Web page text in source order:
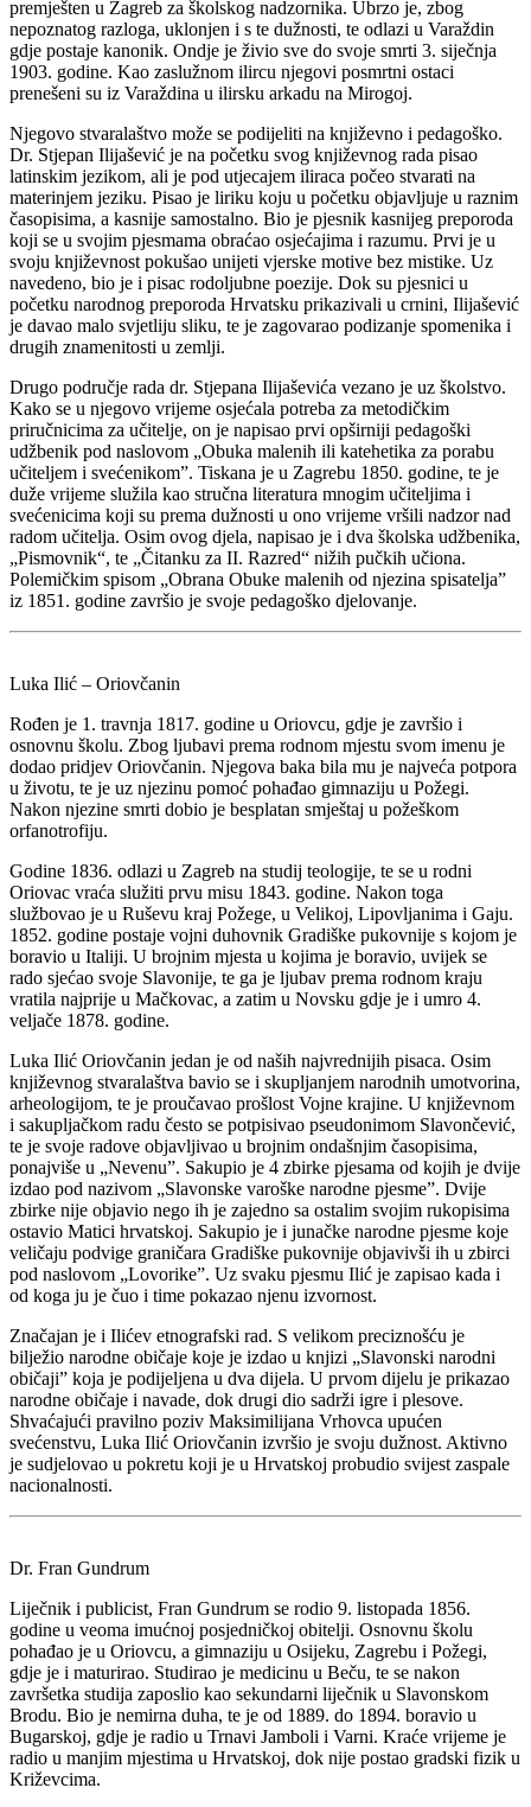
premješten u Zagreb za školskog nadzornika. Ubrzo je, zbog
nepoznatog razloga, uklonjen i s te dužnosti, te odlazi u Varaždin
gdje postaje kanonik. Ondje je živio sve do svoje smrti 3. siječnja
1903. godine. Kao zaslužnom ilircu njegovi posmrtni ostaci
prenešeni su iz Varaždina u ilirsku arkadu na Mirogoj.
Njegovo stvaralaštvo može se podijeliti na književno i pedagoško.
Dr. Stjepan Ilijašević je na početku svog književnog rada pisao
latinskim jezikom, ali je pod utjecajem iliraca počeo stvarati na
materinjem jeziku. Pisao je liriku koju u početku objavljuje u raznim
časopisima, a kasnije samostalno. Bio je pjesnik kasnijeg preporoda
koji se u svojim pjesmama obraćao osjećajima i razumu. Prvi je u
svoju književnost pokušao unijeti vjerske motive bez mistike. Uz
navedeno, bio je i pisac rodoljubne poezije. Dok su pjesnici u
početku narodnog preporoda Hrvatsku prikazivali u crnini, Ilijašević
je davao malo svjetliju sliku, te je zagovarao podizanje spomenika i
drugih znamenitosti u zemlji.
Drugo područje rada dr. Stjepana Ilijaševića vezano je uz školstvo.
Kako se u njegovo vrijeme osjećala potreba za metodičkim
priručnicima za učitelje, on je napisao prvi opširniji pedagoški
udžbenik pod naslovom „Obuka malenih ili katehetika za porabu
učiteljem i svećenikom”. Tiskana je u Zagrebu 1850. godine, te je
duže vrijeme služila kao stručna literatura mnogim učiteljima i
svećenicima koji su prema dužnosti u ono vrijeme vršili nadzor nad
radom učitelja. Osim ovog djela, napisao je i dva školska udžbenika,
„Pismovnik“, te „Čitanku za II. Razred“ nižih pučkih učiona.
Polemičkim spisom „Obrana Obuke malenih od njezina spisatelja”
iz 1851. godine završio je svoje pedagoško djelovanje.
Luka Ilić – Oriovčanin
Rođen je 1. travnja 1817. godine u Oriovcu, gdje je završio i
osnovnu školu. Zbog ljubavi prema rodnom mjestu svom imenu je
dodao pridjev Oriovčanin. Njegova baka bila mu je najveća potpora
u životu, te je uz njezinu pomoć pohađao gimnaziju u Požegi.
Nakon njezine smrti dobio je besplatan smještaj u požeškom
orfanotrofiju.
Godine 1836. odlazi u Zagreb na studij teologije, te se u rodni
Oriovac vraća služiti prvu misu 1843. godine. Nakon toga
službovao je u Ruševu kraj Požege, u Velikoj, Lipovljanima i Gaju.
1852. godine postaje vojni duhovnik Gradiške pukovnije s kojom je
boravio u Italiji. U brojnim mjesta u kojima je boravio, uvijek se
rado sjećao svoje Slavonije, te ga je ljubav prema rodnom kraju
vratila najprije u Mačkovac, a zatim u Novsku gdje je i umro 4.
veljače 1878. godine.
Luka Ilić Oriovčanin jedan je od naših najvrednijih pisaca. Osim
književnog stvaralaštva bavio se i skupljanjem narodnih umotvorina,
arheologijom, te je proučavao prošlost Vojne krajine. U književnom
i sakupljačkom radu često se potpisivao pseudonimom Slavončević,
te je svoje radove objavljivao u brojnim ondašnjim časopisima,
ponajviše u „Nevenu”. Sakupio je 4 zbirke pjesama od kojih je dvije
izdao pod nazivom „Slavonske varoške narodne pjesme”. Dvije
zbirke nije objavio nego ih je zajedno sa ostalim svojim rukopisima
ostavio Matici hrvatskoj. Sakupio je i junačke narodne pjesme koje
veličaju podvige graničara Gradiške pukovnije objavivši ih u zbirci
pod naslovom „Lovorike”. Uz svaku pjesmu Ilić je zapisao kada i
od koga ju je čuo i time pokazao njenu izvornost.
Značajan je i Ilićev etnografski rad. S velikom preciznošću je
bilježio narodne običaje koje je izdao u knjizi „Slavonski narodni
običaji” koja je podijeljena u dva dijela. U prvom dijelu je prikazao
narodne običaje i navade, dok drugi dio sadrži igre i plesove.
Shvaćajući pravilno poziv Maksimilijana Vrhovca upućen
svećenstvu, Luka Ilić Oriovčanin izvršio je svoju dužnost. Aktivno
je sudjelovao u pokretu koji je u Hrvatskoj probudio svijest zaspale
nacionalnosti.
Dr. Fran Gundrum
Liječnik i publicist, Fran Gundrum se rodio 9. listopada 1856.
godine u veoma imućnoj posjedničkoj obitelji. Osnovnu školu
pohađao je u Oriovcu, a gimnaziju u Osijeku, Zagrebu i Požegi,
gdje je i maturirao. Studirao je medicinu u Beču, te se nakon
završetka studija zaposlio kao sekundarni liječnik u Slavonskom
Brodu. Bio je nemirna duha, te je od 1889. do 1894. boravio u
Bugarskoj, gdje je radio u Trnavi Jamboli i Varni. Kraće vrijeme je
radio u manjim mjestima u Hrvatskoj, dok nije postao gradski fizik u
Križevcima.